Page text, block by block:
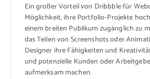
Ein großer Vorteil von Dribbble für
Möglichkeit, ihre Portfolio-Projekte
einem breiten Publikum zugänglich zu
das Teilen von Screenshots oder
Designer ihre Fähigkeiten und
und potenzielle Kunden oder
aufmerksam machen.